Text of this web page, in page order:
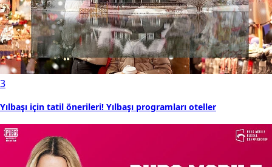
3
Yılbaşı için tatil önerileri! Yılbaşı programları oteller